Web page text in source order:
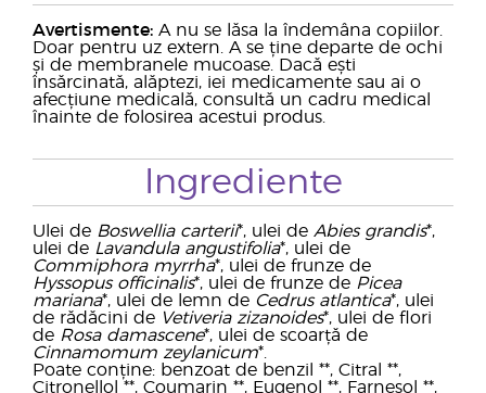
Avertismente: A nu se lăsa la îndemâna copiilor.
Doar pentru uz extern. A se ține departe de ochi
și de membranele mucoase. Dacă ești
însărcinată, alăptezi, iei medicamente sau ai o
afecțiune medicală, consultă un cadru medical
înainte de folosirea acestui produs.
Ingrediente
Ulei de Boswellia carterii*, ulei de Abies grandis*,
ulei de Lavandula angustifolia*, ulei de
Commiphora myrrha*, ulei de frunze de
Hyssopus officinalis*, ulei de frunze de Picea
mariana*, ulei de lemn de Cedrus atlantica*, ulei
de rădăcini de Vetiveria zizanoides*, ulei de flori
de Rosa damascene*, ulei de scoarță de
Cinnamomum zeylanicum*.
Poate conține: benzoat de benzil **, Citral **,
Citronellol **, Coumarin **, Eugenol **, Farnesol **,